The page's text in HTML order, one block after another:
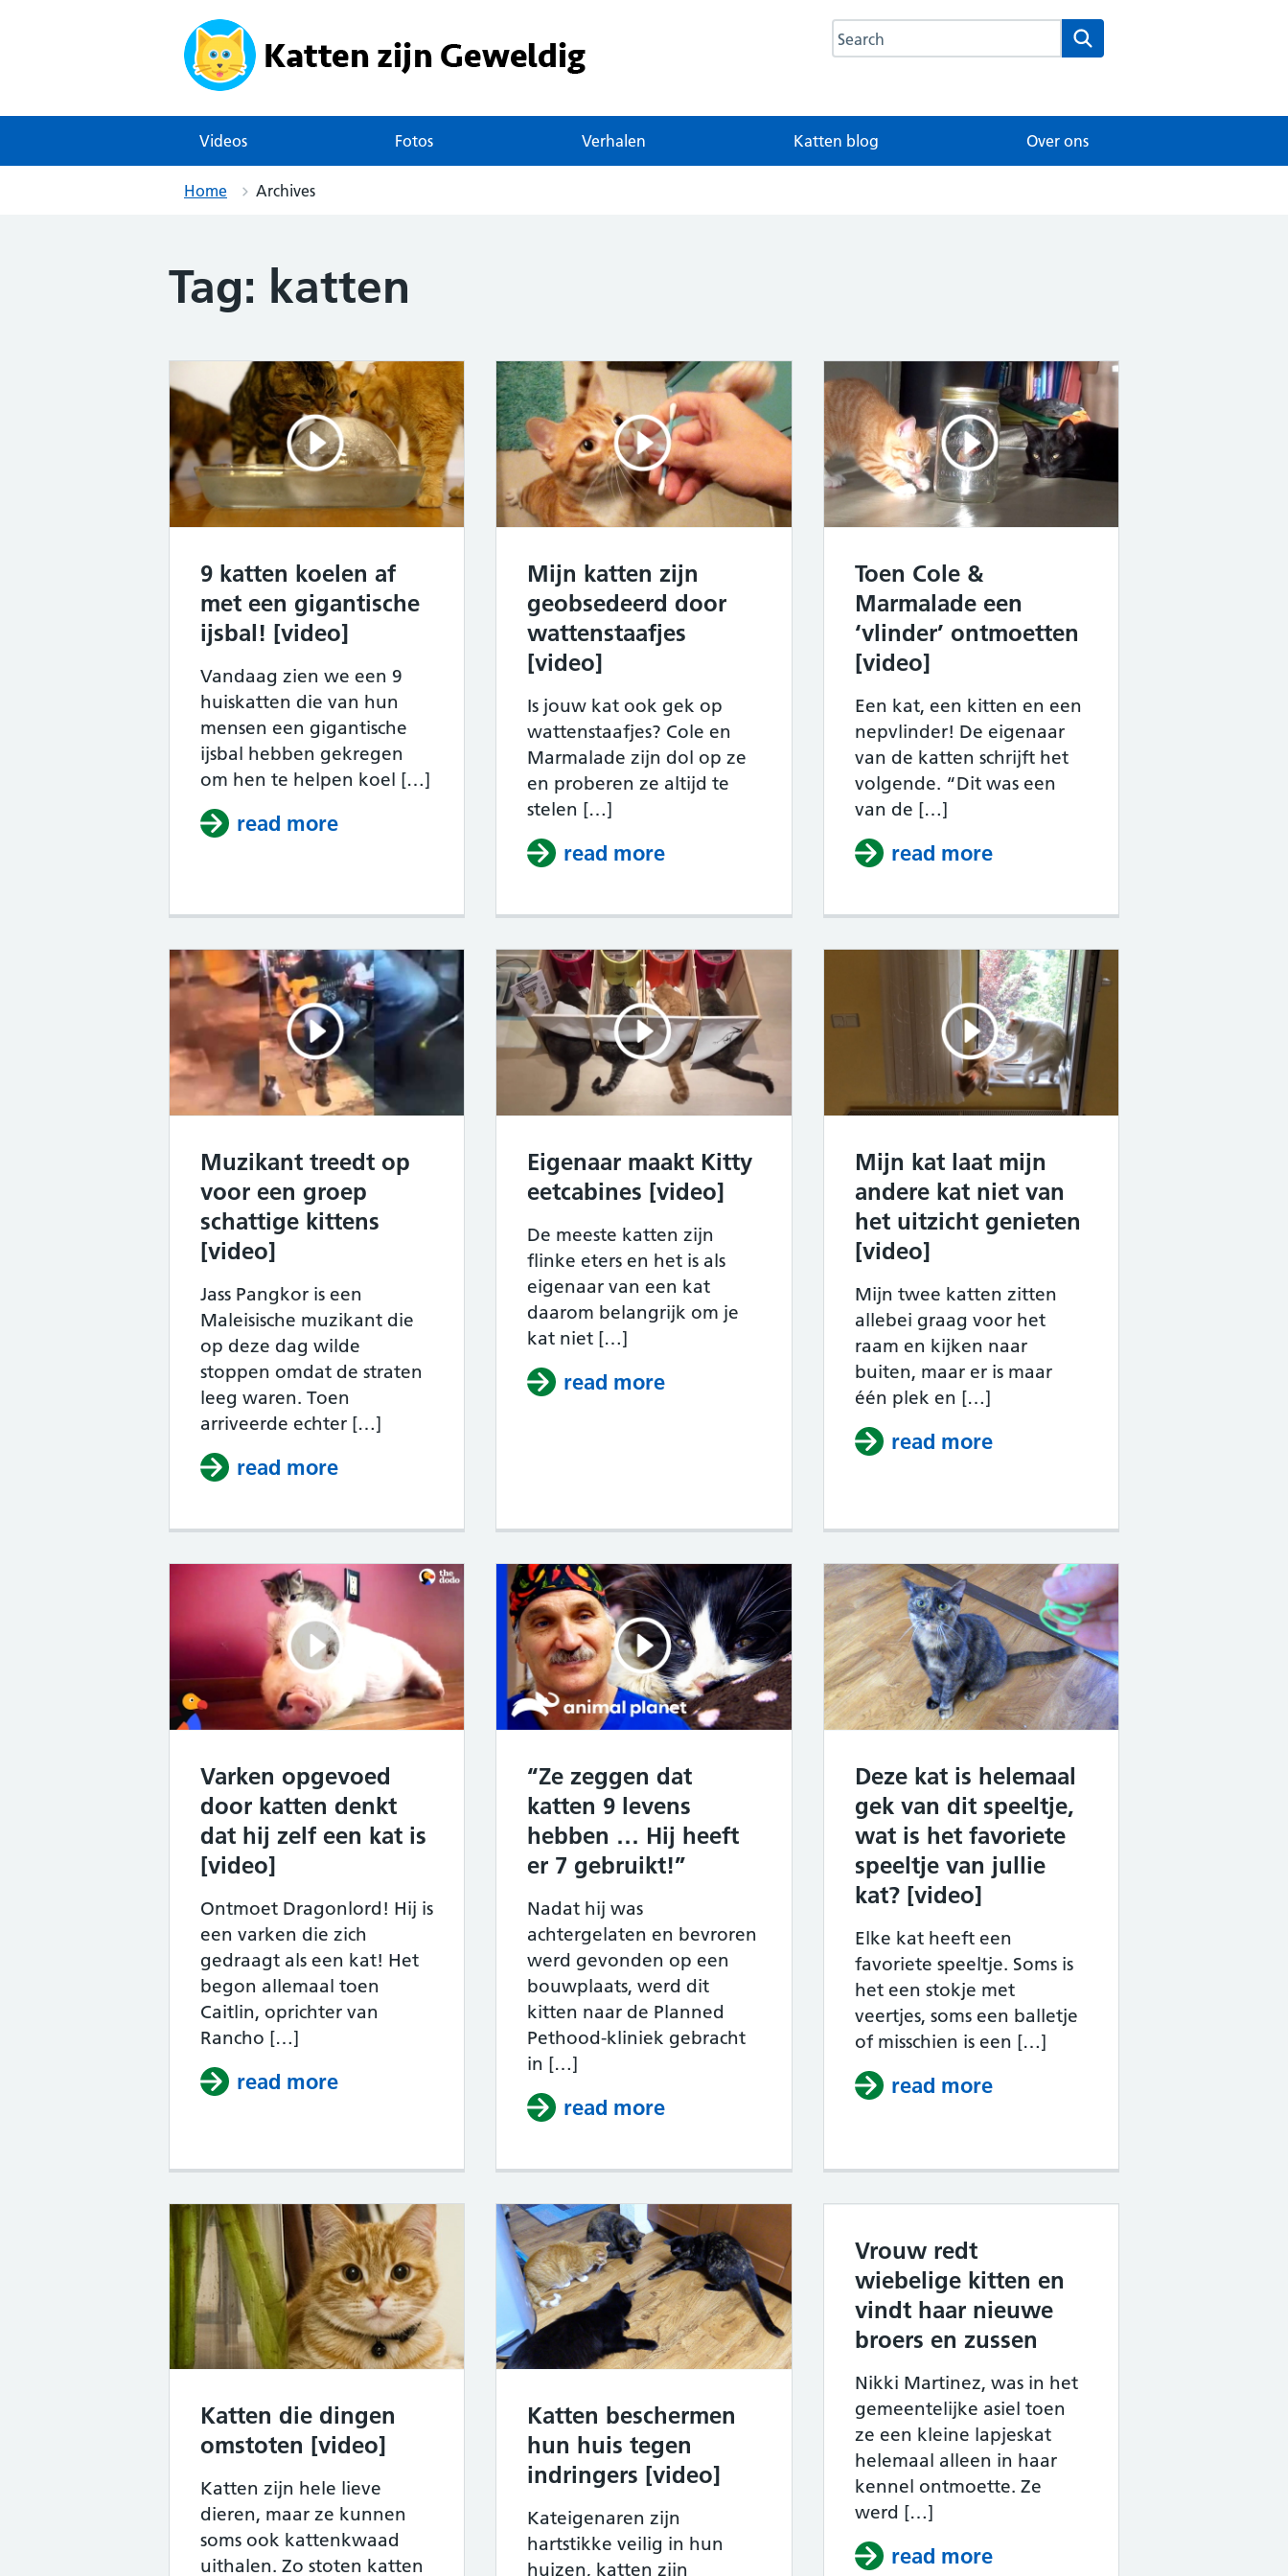
Search this website Search
Videos Fotos Verhalen Katten blog Over ons
Home Archives
Tag: katten
9 katten koelen af
met een gigantische
ijsbal! [video]
Vandaag zien we een 9
huiskatten die van hun
mensen een gigantische
ijsbal hebben gekregen
om hen te helpen koel […]
read more about 9 katten koelen af met een gigantische ijsbal! [video]
Mijn katten zijn
geobsedeerd door
wattenstaafjes
[video]
Is jouw kat ook gek op
wattenstaafjes? Cole en
Marmalade zijn dol op ze
en proberen ze altijd te
stelen […]
read more about Mijn katten zijn geobsedeerd door wattenstaafjes
Toen Cole &
Marmalade een
‘vlinder’ ontmoetten
[video]
Een kat, een kitten en een
nepvlinder! De eigenaar
van de katten schrijft het
volgende. “Dit was een
van de […]
read moreabout Toen Cole &
Muzikant treedt op
voor een groep
schattige kittens
[video]
Jass Pangkor is een
Maleisische muzikant die
op deze dag wilde
stoppen omdat de straten
leeg waren. Toen
arriveerde echter […]
read more
Eigenaar maakt Kitty
eetcabines [video]
De meeste katten zijn
flinke eters en het is als
eigenaar van een kat
daarom belangrijk om je
kat niet […]
read more about Eigenaar maakt Kitty eetcabines [video]
Mijn kat laat mijn
andere kat niet van
het uitzicht genieten
[video]
Mijn twee katten zitten
allebei graag voor het
raam en kijken naar
buiten, maar er is maar
één plek en […]
read moreabout Mijn kat laat mijn
Varken opgevoed
door katten denkt
dat hij zelf een kat is
[video]
Ontmoet Dragonlord! Hij is
een varken die zich
gedraagt als een kat! Het
begon allemaal toen
Caitlin, oprichter van
Rancho […]
read more about Varken opgevoed door katten denkt dat hij zelf een kat is [video]
“Ze zeggen dat
katten 9 levens
hebben … Hij heeft
er 7 gebruikt!”
Nadat hij was
achtergelaten en bevroren
werd gevonden op een
bouwplaats, werd dit
kitten naar de Planned
Pethood-kliniek gebracht
in […]
read more about “Ze zeggen dat katten 9 levens hebben … Hij heeft er 7
Deze kat is helemaal
gek van dit speeltje,
wat is het favoriete
speeltje van jullie
kat? [video]
Elke kat heeft een
favoriete speeltje. Soms is
het een stokje met
veertjes, soms een balletje
of misschien is een […]
read moreabout Deze kat is helemaal
Katten die dingen
omstoten [video]
Katten zijn hele lieve
dieren, maar ze kunnen
soms ook kattenkwaad
uithalen. Zo stoten katten
Katten beschermen
hun huis tegen
indringers [video]
Kateigenaren zijn
hartstikke veilig in hun
huizen, katten zijn
Vrouw redt
wiebelige kitten en
vindt haar nieuwe
broers en zussen
Nikki Martinez, was in het
gemeentelijke asiel toen
ze een kleine lapjeskat
helemaal alleen in haar
kennel ontmoette. Ze
werd […]
read moreabout Vrouw redt wiebelige